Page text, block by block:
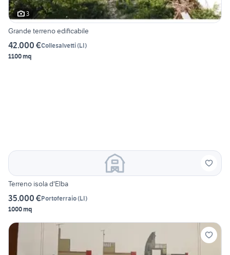
3
Grande terreno edificabile
42.000 €Collesalvetti(LI)
1100 mq
Terreno isola d'Elba
35.000 €Portoferraio(LI)
1000 mq